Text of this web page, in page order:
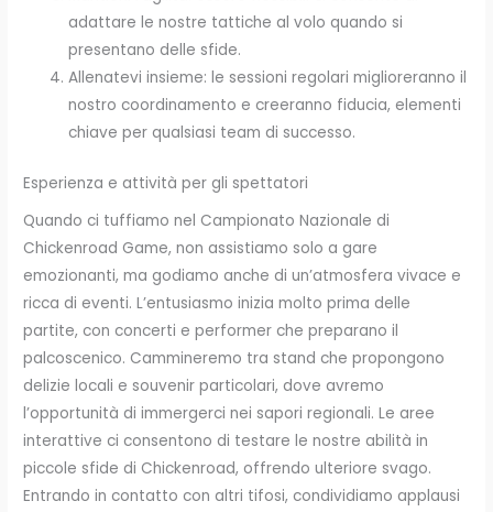
adattare le nostre tattiche al volo quando si
presentano delle sfide.
Allenatevi insieme: le sessioni regolari miglioreranno il
nostro coordinamento e creeranno fiducia, elementi
chiave per qualsiasi team di successo.
Esperienza e attività per gli spettatori
Quando ci tuffiamo nel Campionato Nazionale di
Chickenroad Game, non assistiamo solo a gare
emozionanti, ma godiamo anche di un’atmosfera vivace e
ricca di eventi. L’entusiasmo inizia molto prima delle
partite, con concerti e performer che preparano il
palcoscenico. Cammineremo tra stand che propongono
delizie locali e souvenir particolari, dove avremo
l’opportunità di immergerci nei sapori regionali. Le aree
interattive ci consentono di testare le nostre abilità in
piccole sfide di Chickenroad, offrendo ulteriore svago.
Entrando in contatto con altri tifosi, condividiamo applausi